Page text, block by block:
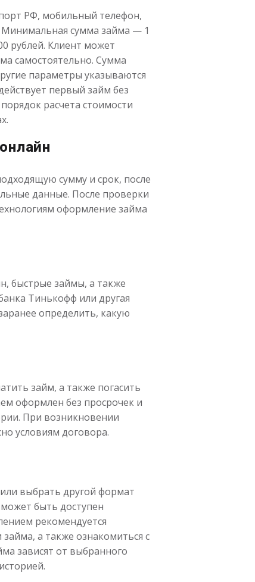
РФ, мобильный телефон,
сумма займа — 1
рублей. Клиент может
самостоятельно. Сумма
параметры указываются
первый займ без
расчета стоимости
сумму и срок, после
данные. После проверки
оформление займа
быстрые займы, а также
Тинькофф или другая
определить, какую
займ, а также погасить
оформлен без просрочек и
При возникновении
условиям договора.
выбрать другой формат
быть доступен
рекомендуется
а также ознакомиться с
зависят от выбранного